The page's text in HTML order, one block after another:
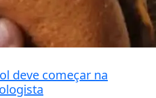
deve começar na